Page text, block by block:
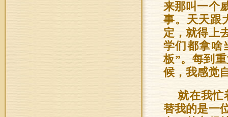
来那叫一个
事。天天跟
定，就得上
学们都拿啥
板”。每到
候，我感觉
就在我忙
替我的是一